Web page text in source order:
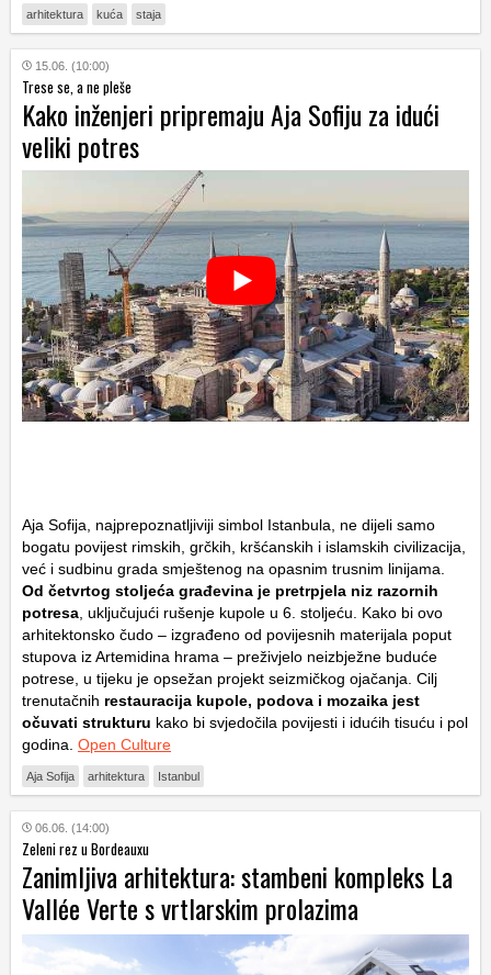
arhitektura kuća staja
15.06. (10:00)
Trese se, a ne pleše
Kako inženjeri pripremaju Aja Sofiju za idući
veliki potres
Aja Sofija, najprepoznatljiviji simbol Istanbula, ne dijeli samo
bogatu povijest rimskih, grčkih, kršćanskih i islamskih civilizacija,
već i sudbinu grada smještenog na opasnim trusnim linijama.
Od četvrtog stoljeća građevina je pretrpjela niz razornih
potresa , uključujući rušenje kupole u 6. stoljeću. Kako bi ovo
arhitektonsko čudo – izgrađeno od povijesnih materijala poput
stupova iz Artemidina hrama – preživjelo neizbježne buduće
potrese, u tijeku je opsežan projekt seizmičkog ojačanja. Cilj
trenutačnih restauracija kupole, podova i mozaika jest
očuvati strukturu kako bi svjedočila povijesti i idućih tisuću i pol
godina. Open Culture
Aja Sofija arhitektura Istanbul
06.06. (14:00)
Zeleni rez u Bordeauxu
Zanimljiva arhitektura: stambeni kompleks La
Vallée Verte s vrtlarskim prolazima